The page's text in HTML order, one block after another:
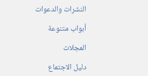
النشرات والدعوات
أبواب متنوعة
المجلات
دليل الاجتماع